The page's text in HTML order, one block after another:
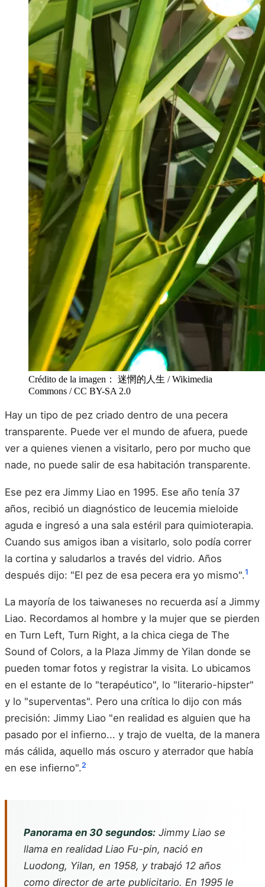
Crédito de la imagen： 迷惘的人生 / Wikimedia
Commons / CC BY-SA 2.0
Hay un tipo de pez criado dentro de una pecera
transparente. Puede ver el mundo de afuera, puede
ver a quienes vienen a visitarlo, pero por mucho que
nade, no puede salir de esa habitación transparente.
Ese pez era Jimmy Liao en 1995. Ese año tenía 37
años, recibió un diagnóstico de leucemia mieloide
aguda e ingresó a una sala estéril para quimioterapia.
Cuando sus amigos iban a visitarlo, solo podía correr
la cortina y saludarlos a través del vidrio. Años
después dijo: "El pez de esa pecera era yo mismo".1
La mayoría de los taiwaneses no recuerda así a Jimmy
Liao. Recordamos al hombre y la mujer que se pierden
en Turn Left, Turn Right, a la chica ciega de The
Sound of Colors, a la Plaza Jimmy de Yilan donde se
pueden tomar fotos y registrar la visita. Lo ubicamos
en el estante de lo "terapéutico", lo "literario-hipster"
y lo "superventas". Pero una crítica lo dijo con más
precisión: Jimmy Liao "en realidad es alguien que ha
pasado por el infierno... y trajo de vuelta, de la manera
más cálida, aquello más oscuro y aterrador que había
en ese infierno".2
Panorama en 30 segundos: Jimmy Liao se
llama en realidad Liao Fu-pin, nació en
Luodong, Yilan, en 1958, y trabajó 12 años
como director de arte publicitario. En 1995 le